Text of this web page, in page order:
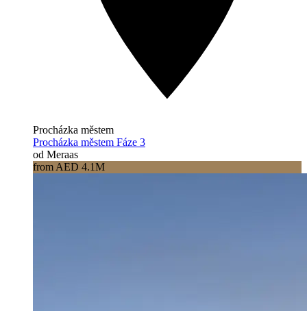
Procházka městem
Procházka městem Fáze 3
od Meraas
from AED 4.1M